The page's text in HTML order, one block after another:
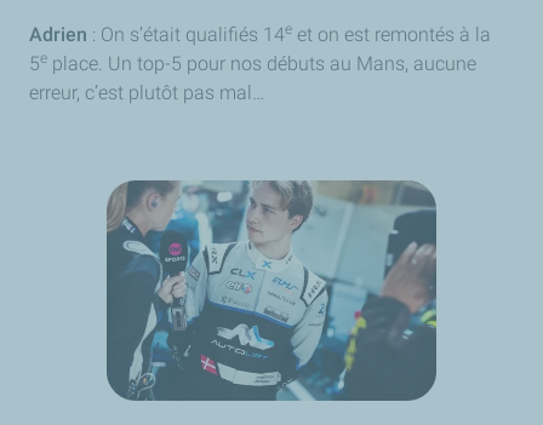
Adrien : On s’était qualifiés 14e et on est remontés à la
5e place. Un top-5 pour nos débuts au Mans, aucune
erreur, c’est plutôt pas mal…